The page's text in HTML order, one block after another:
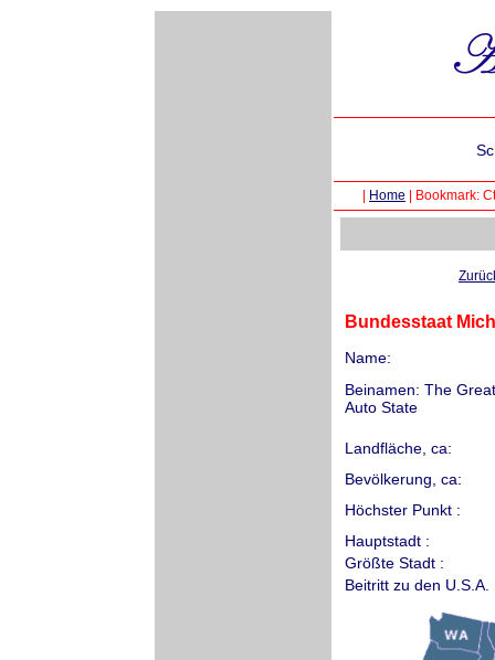
Home Bookmark:
Bundesstaat
Name:
Beinamen: The
Auto State
Landfläche, ca:
Bevölkerung, ca:
Höchster Punkt :
Hauptstadt :
Größte Stadt :
Beitritt zu den U.S.A.